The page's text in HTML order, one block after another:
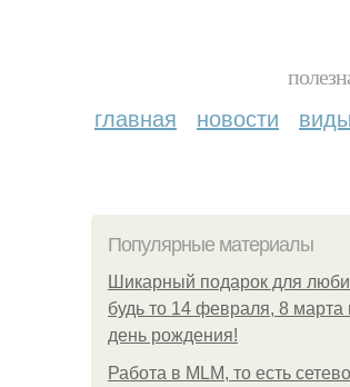
главная новости
Популярные материалы
Шикарный подарок для
будь то 14 февраля, 8 марта
день рождения!
Работа в MLM, то есть